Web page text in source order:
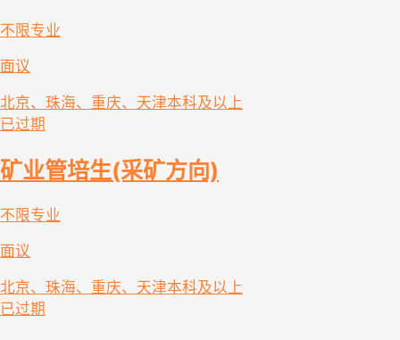
不限专业
面议
北京、珠海、重庆、天津本科及以上
已过期
矿业管培生(采矿方向)
不限专业
面议
北京、珠海、重庆、天津本科及以上
已过期